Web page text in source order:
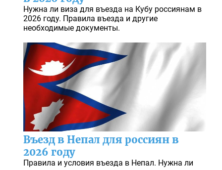
Нужна ли виза для въезда на Кубу россиянам в
2026 году. Правила въезда и другие
необходимые документы.
Въезд в Непал для россиян в
2026 году
Правила и условия въезда в Непал. Нужна ли